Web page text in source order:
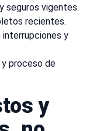
seguros vigentes.
recientes.
interrupciones y
proceso de
y